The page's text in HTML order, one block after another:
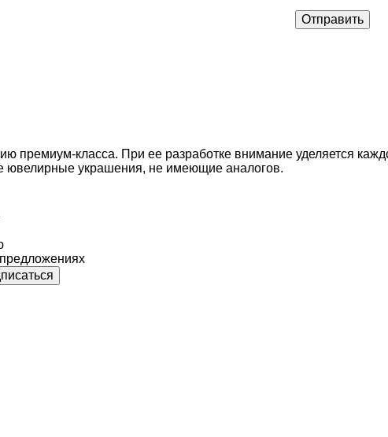
премиум-класса. При ее разработке внимание уделяется
ювелирные украшения, не имеющие аналогов.